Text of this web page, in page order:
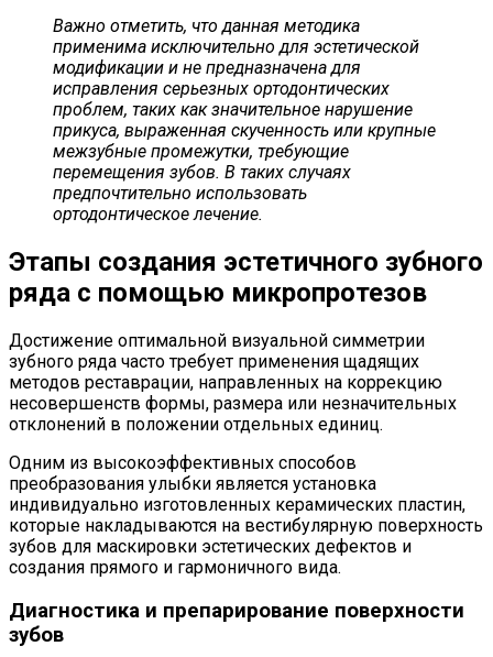
Важно отметить, что данная методика
применима исключительно для эстетической
модификации и не предназначена для
исправления серьезных ортодонтических
проблем, таких как значительное нарушение
прикуса, выраженная скученность или крупные
межзубные промежутки, требующие
перемещения зубов. В таких случаях
предпочтительно использовать
ортодонтическое лечение.
Этапы создания эстетичного зубного
ряда с помощью микропротезов
Достижение оптимальной визуальной симметрии
зубного ряда часто требует применения щадящих
методов реставрации, направленных на коррекцию
несовершенств формы, размера или незначительных
отклонений в положении отдельных единиц.
Одним из высокоэффективных способов
преобразования улыбки является установка
индивидуально изготовленных керамических пластин,
которые накладываются на вестибулярную поверхность
зубов для маскировки эстетических дефектов и
создания прямого и гармоничного вида.
Диагностика и препарирование поверхности
зубов